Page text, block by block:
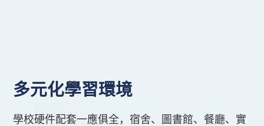
EN
多元化學習環境
學校硬件配套一應俱全，宿舍、圖書館、餐廳、實